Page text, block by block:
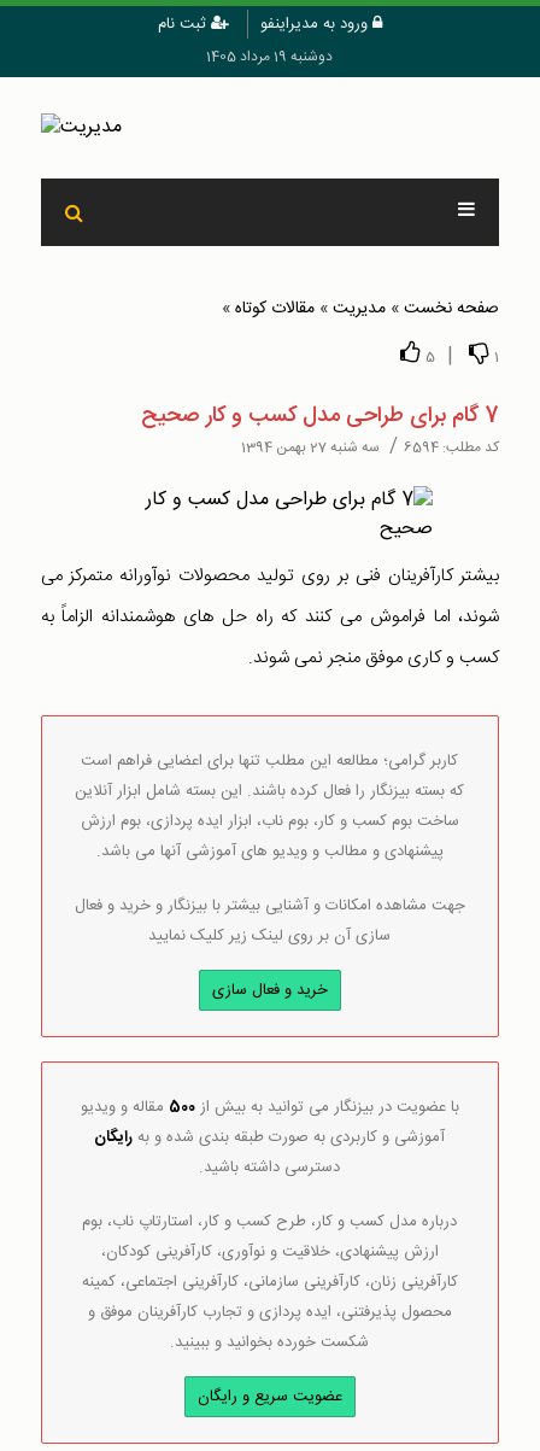
ورود به مدیراینفو ثبت نام
دوشنبه 19 مرداد 1405
صفحه نخست» مدیریت» مقالات کوتاه»
1
|
5
7 گام برای طراحی مدل کسب و کار صحیح
کد مطلب: 6594
/ سه شنبه 27 بهمن 1394
بیشتر کارآفرینان فنی بر روی تولید محصولات نوآورانه متمرکز می
شوند، اما فراموش می کنند که راه حل های هوشمندانه الزاماً به
کسب و کاری موفق منجر نمی شوند.
کاربر گرامی؛ مطالعه این مطلب تنها برای اعضایی فراهم است
که بسته بیزنگار را فعال کرده باشند. این بسته شامل ابزار آنلاین
ساخت بوم کسب و کار، بوم ناب، ابزار ایده پردازی، بوم ارزش
پیشنهادی و مطالب و ویدیو های آموزشی آنها می باشد.
جهت مشاهده امکانات و آشنایی بیشتر با بیزنگار و خرید و فعال
سازی آن بر روی لینک زیر کلیک نمایید
خرید و فعال سازی
با عضویت در بیزنگار می توانید به بیش از500 مقاله و ویدیو
آموزشی و کاربردی به صورت طبقه بندی شده و بهرایگان
دسترسی داشته باشید.
درباره مدل کسب و کار، طرح کسب و کار، استارتاپ ناب، بوم
ارزش پیشنهادی، خلاقیت و نوآوری، کارآفرینی کودکان،
کارآفرینی زنان، کارآفرینی سازمانی، کارآفرینی اجتماعی، کمینه
محصول پذیرفتنی، ایده پردازی و تجارب کارآفرینان موفق و
شکست خورده بخوانید و ببینید.
عضویت سریع و رایگان